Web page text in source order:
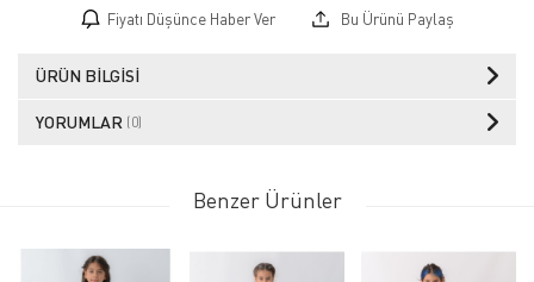
Fiyatı Düşünce Haber Ver Bu Ürünü Paylaş
ÜRÜN BILGISI
YORUMLAR (0)
Benzer Ürünler